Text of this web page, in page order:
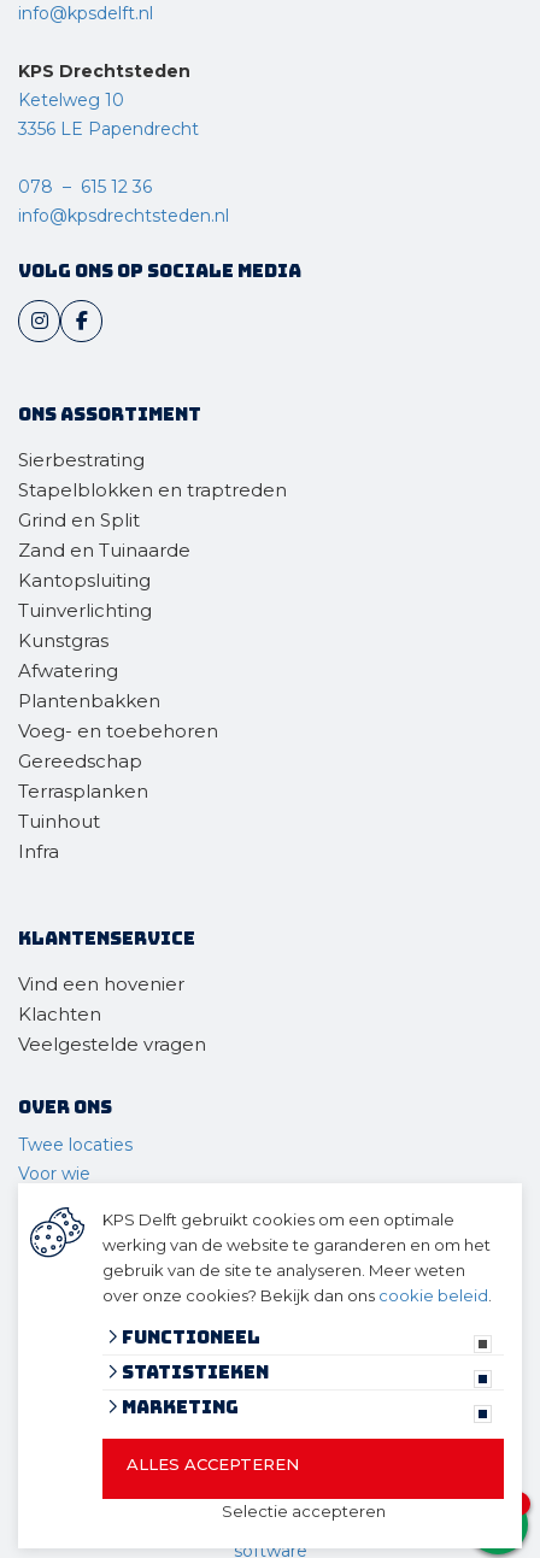
info@kpsdelft.nl
KPS Drechtsteden
Ketelweg 10
3356 LE Papendrecht
078 – 615 12 36
info@kpsdrechtsteden.nl
Volg ons op sociale media
Ons assortiment
Sierbestrating
Stapelblokken en traptreden
Grind en Split
Zand en Tuinaarde
Kantopsluiting
Tuinverlichting
Kunstgras
Afwatering
Plantenbakken
Voeg- en toebehoren
Gereedschap
Terrasplanken
Tuinhout
Infra
Klantenservice
Vind een hovenier
Klachten
Veelgestelde vragen
Over ons
Twee locaties
Voor wie
Ons team
Geschiedenis
© 2026 KPS Delft
algemene voorwaarden
volledig geïntegreerd met Troublefree Smart Stone
software
KPS Delft gebruikt cookies om een optimale
werking van de website te garanderen en om het
gebruik van de site te analyseren. Meer weten
over onze cookies? Bekijk dan ons cookie beleid
Functioneel
Statistieken
Marketing
Selectie accepteren
ALLES ACCEPTEREN